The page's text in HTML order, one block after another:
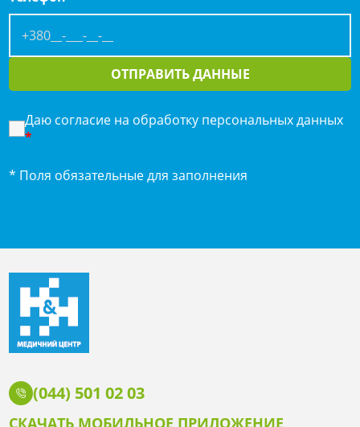
ОТПРАВИТЬ ДАННЫЕ
Даю согласие на обработку персональных данных
*
* Поля обязательные для заполнения
(044) 501 02 03
СКАЧАТЬ МОБИЛЬНОЕ ПРИЛОЖЕНИЕ